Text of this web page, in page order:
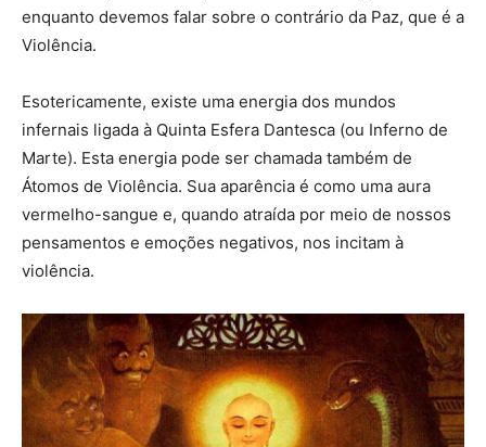
enquanto devemos falar sobre o contrário da Paz, que é a
Violência.
Esotericamente, existe uma energia dos mundos
infernais ligada à Quinta Esfera Dantesca (ou Inferno de
Marte). Esta energia pode ser chamada também de
Átomos de Violência. Sua aparência é como uma aura
vermelho-sangue e, quando atraída por meio de nossos
pensamentos e emoções negativos, nos incitam à
violência.